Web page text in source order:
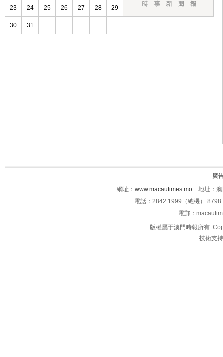
23 24 25 26 27 28 29
30 31
廣
網址： www.macautimes.mo 地址：澳
電話：2842 1999（總機）
電郵：
版權屬于澳門時報所有.
技術支